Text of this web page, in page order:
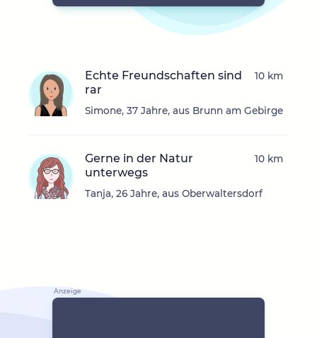
Echte Freundschaften sind
rar
Simone, 37 Jahre, aus Brunn am Gebirge
10 km
Gerne in der Natur
unterwegs
Tanja, 26 Jahre, aus Oberwaltersdorf
10 km